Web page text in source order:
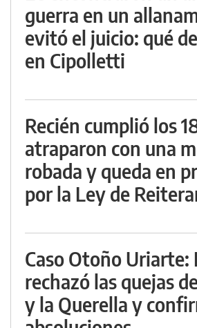
guerra en un
evitó el juicio: qué
en Cipolletti
Recién cumplió los
atraparon con una
robada y queda en
por la Ley de
Caso Otoño Uriarte:
rechazó las quejas
y la Querella y